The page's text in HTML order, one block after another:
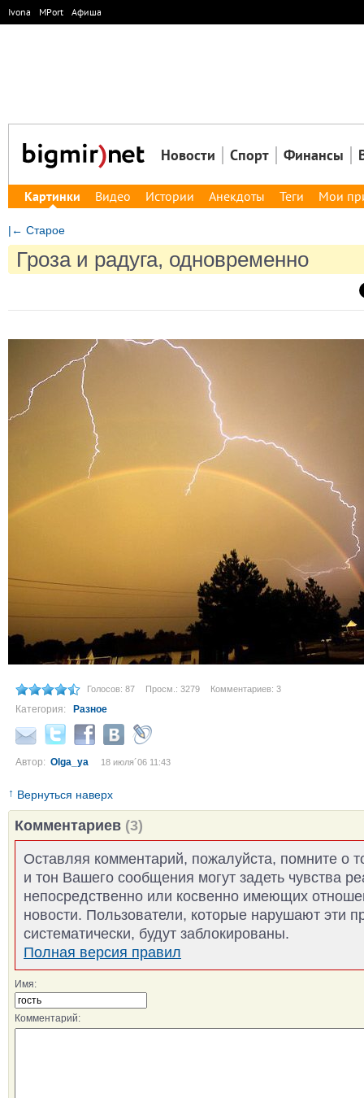
Ivona MPort Афиша
Новости Спорт Финансы
Картинки Видео Истории Анекдоты Теги Мои
|← Старое
Гроза и радуга, одновременно
Голосов: 87 Просм.: 3279 Комментариев: 3
Категория: Разное
Автор: Olga_ya 18 июля´06 11:43
↑ Вернуться наверх
Комментариев (3)
Оставляя комментарий, пожалуйста, помните о
и тон Вашего сообщения могут задеть чувства
непосредственно или косвенно имеющих
новости. Пользователи, которые нарушают эти
систематически, будут заблокированы.
Полная версия правил
Имя:
Комментарий: